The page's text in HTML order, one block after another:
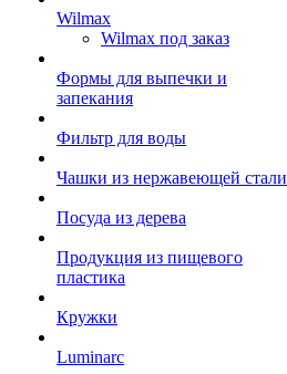
Wilmax
Wilmax под заказ
Формы для выпечки и
запекания
Фильтр для воды
Чашки из нержавеющей стали
Посуда из дерева
Продукция из пищевого
пластика
Кружки
Luminarc